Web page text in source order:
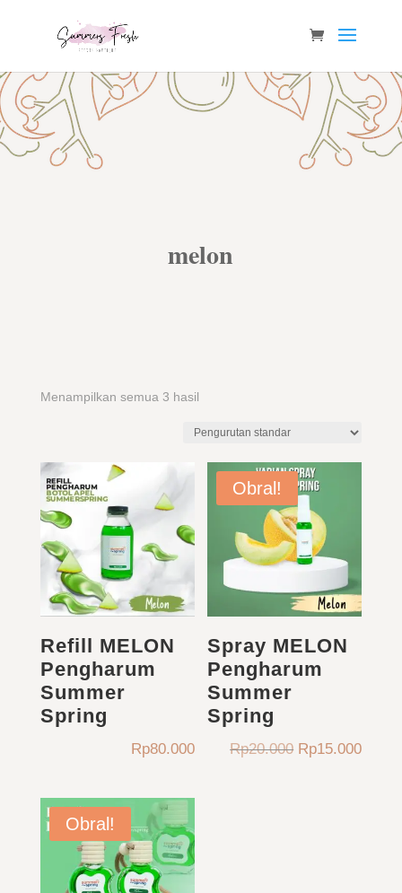
melon
Menampilkan semua 3 hasil
Refill MELON
Pengharum
Summer
Spring
Rp80.000
Obral!
Spray MELON
Pengharum
Summer
Spring
Rp20.000 Harga
Rp15.000Harga
Obral!